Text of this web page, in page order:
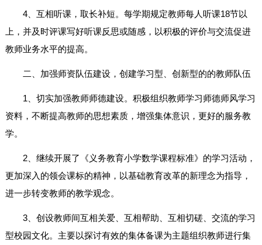
4、互相听课，取长补短。每学期规定教师每人听课18节以
上，并及时评课写好听课反思或随感，以积极的评价与交流促进
教师业务水平的提高。
二、加强师资队伍建设，创建学习型、创新型的的教师队伍
1、切实加强教师师德建设。积极组织教师学习师德师风学习
资料，不断提高教师的思想素质，增强集体意识，更好的服务教
学。
2、继续开展了《义务教育小学数学课程标准》的学习活动，
更加深入的领会课标的精神，以基础教育改革的新理念为指导，
进一步转变教师的教学观念。
3、创设教师间互相关爱、互相帮助、互相切磋、交流的学习
型校园文化。主要以探讨有效的集体备课为主题组织教师进行集